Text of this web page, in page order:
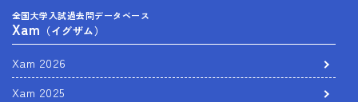
全国大学入試過去問データベース
Xam （イグザム）
Xam 2026
Xam 2025